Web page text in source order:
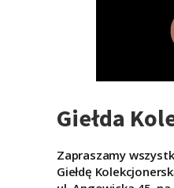
Giełda
Zapraszamy
Giełdę